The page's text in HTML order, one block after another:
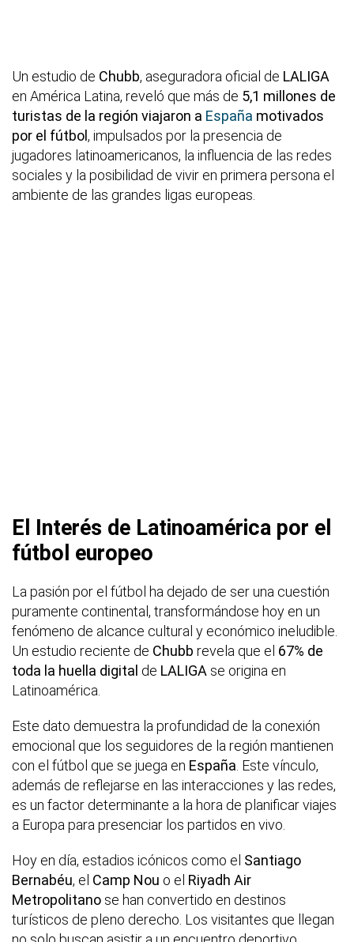
Un estudio de Chubb, aseguradora oficial de LALIGA
en América Latina, reveló que más de 5,1 millones de
turistas de la región viajaron a España motivados
por el fútbol, impulsados por la presencia de
jugadores latinoamericanos, la influencia de las redes
sociales y la posibilidad de vivir en primera persona el
ambiente de las grandes ligas europeas.
El Interés de Latinoamérica por el
fútbol europeo
La pasión por el fútbol ha dejado de ser una cuestión
puramente continental, transformándose hoy en un
fenómeno de alcance cultural y económico ineludible.
Un estudio reciente de Chubb revela que el 67% de
toda la huella digital de LALIGA se origina en
Latinoamérica.
Este dato demuestra la profundidad de la conexión
emocional que los seguidores de la región mantienen
con el fútbol que se juega en España . Este vínculo,
además de reflejarse en las interacciones y las redes,
es un factor determinante a la hora de planificar viajes
a Europa para presenciar los partidos en vivo.
Hoy en día, estadios icónicos como el Santiago
Bernabéu, el Camp Nou o el Riyadh Air
Metropolitano se han convertido en destinos
turísticos de pleno derecho. Los visitantes que llegan